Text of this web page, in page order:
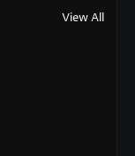
View All